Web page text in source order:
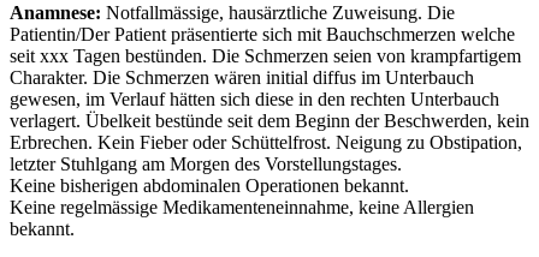
Anamnese: Notfallmässige, hausärztliche Zuweisung. Die
Patientin/Der Patient präsentierte sich mit Bauchschmerzen welche
seit xxx Tagen bestünden. Die Schmerzen seien von krampfartigem
Charakter. Die Schmerzen wären initial diffus im Unterbauch
gewesen, im Verlauf hätten sich diese in den rechten Unterbauch
verlagert. Übelkeit bestünde seit dem Beginn der Beschwerden, kein
Erbrechen. Kein Fieber oder Schüttelfrost. Neigung zu Obstipation,
letzter Stuhlgang am Morgen des Vorstellungstages.
Keine bisherigen abdominalen Operationen bekannt.
Keine regelmässige Medikamenteneinnahme, keine Allergien
bekannt.